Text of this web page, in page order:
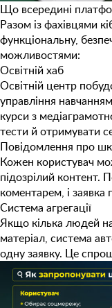
Що всередині
Разом із фахівцями
функціональну,
можливостями:
Освітній хаб
Освітній центр
управління
курси з
тести й отримувати
Повідомлення про
Кожен користувач
підозрілий контент.
коментарем, і заявка
Система агрегації
Якщо кілька людей
матеріал, система
одну заявку. Це